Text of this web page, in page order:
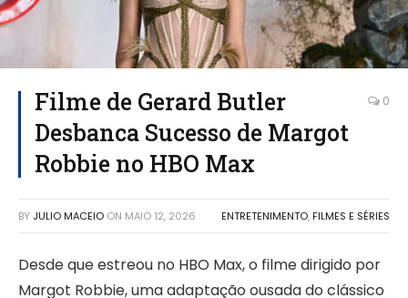
Filme de Gerard Butler
Desbanca Sucesso de Margot
Robbie no HBO Max
0
BY JULIO MACEIO ON MAIO 12, 2026 ENTRETENIMENTO, FILMES E SÉRIES
Desde que estreou no HBO Max, o filme dirigido por
Margot Robbie, uma adaptação ousada do clássico